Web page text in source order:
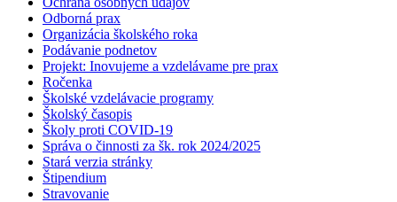
Odborná prax
Organizácia školského roka
Podávanie podnetov
Projekt: Inovujeme a vzdelávame pre prax
Ročenka
Školské vzdelávacie programy
Školský časopis
Školy proti COVID-19
Správa o činnosti za šk. rok 2024/2025
Stará verzia stránky
Štipendium
Stravovanie